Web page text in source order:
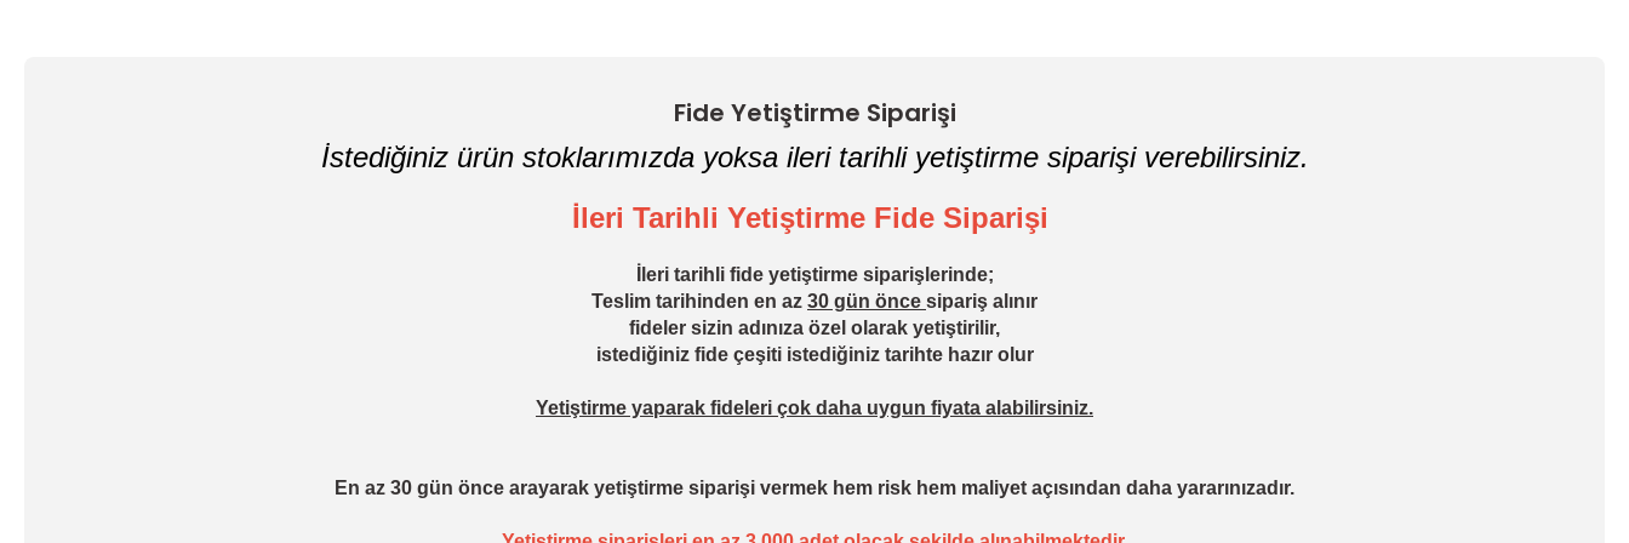
Fide Yetiştirme Siparişi
İstediğiniz ürün stoklarımızda yoksa ileri tarihli yetiştirme siparişi verebilirsiniz.
İleri Tarihli Yetiştirme Fide Siparişi
İleri tarihli fide yetiştirme siparişlerinde;
Teslim tarihinden en az 30 gün önce sipariş alınır
fideler sizin adınıza özel olarak yetiştirilir,
istediğiniz fide çeşiti istediğiniz tarihte hazır olur
Yetiştirme yaparak fideleri çok daha uygun fiyata alabilirsiniz.
En az 30 gün önce arayarak yetiştirme siparişi vermek hem risk hem maliyet açısından daha yararınızadır.